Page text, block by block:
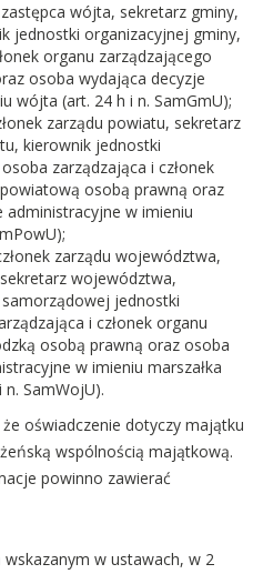
wójta, sekretarz gminy,
jednostki organizacyjnej gminy,
organu zarządzającego
osoba wydająca decyzje
wójta (art. 24 h i n. SamGmU);
zarządu powiatu, sekretarz
kierownik jednostki
zarządzająca i członek
osobą prawną oraz
w imieniu
zarządu województwa,
województwa,
jednostki
i członek organu
osobą prawną oraz osoba
w imieniu marszałka
SamWojU).
oświadczenie dotyczy majątku
wspólnością majątkową.
powinno zawierać
w ustawach, w 2